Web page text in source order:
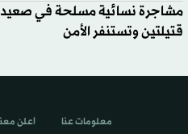
مشاجرة نسائية مسلحة في
قتيلتين وتستنفر الأمن
معلومات عنا اعلن